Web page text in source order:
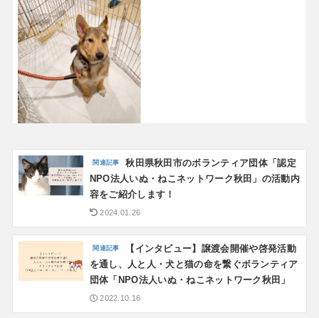
秋田県秋田市のボランティア団体「認定
NPO法人いぬ・ねこネットワーク秋田」の活動内
容をご紹介します！
2024.01.26
【インタビュー】譲渡会開催や啓発活動
を通し、人と人・犬と猫の命を繋ぐボランティア
団体「NPO法人いぬ・ねこネットワーク秋田」
2022.10.16